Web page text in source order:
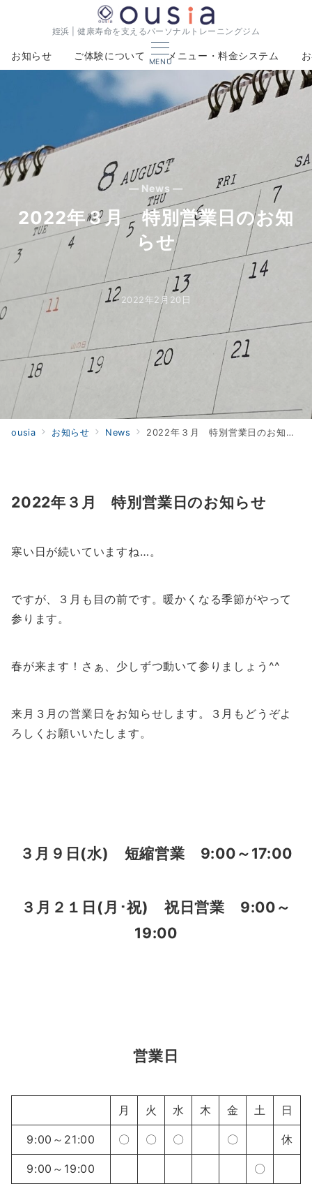
姪浜 | 健康寿命を支えるパーソナルトレーニングジム
MENU
お知らせ ご体験について メニュー・料金システム
— News —
2022年３月 特別営業日のお知
らせ
2022年2月20日
ousia お知らせ News 2022年３月 特別営業日のお知らせ
2022年３月 特別営業日のお知らせ
寒い日が続いていますね…。
ですが、３月も目の前です。暖かくなる季節がやって
参ります。
春が来ます！さぁ、少しずつ動いて参りましょう^^
来月３月の営業日をお知らせします。３月もどうぞよ
ろしくお願いいたします。
３月９日(水) 短縮営業 9:00～17:00
３月２１日(月･祝) 祝日営業 9:00～
19:00
営業日
月 火 水 木 金 土 日
9:00～21:00 〇 〇 〇 〇 休
9:00～19:00 〇